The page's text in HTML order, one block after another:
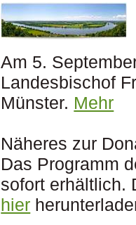
Am 5.
Landesbischof
Münster. Mehr
Näheres zur
Das Programm
sofort erhältlich.
hier